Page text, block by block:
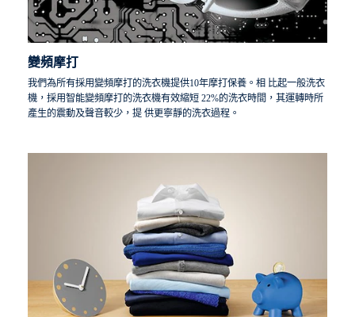
變頻摩打
我們為所有採用變頻摩打的洗衣機提供10年摩打保養。相 比起一般洗衣
機，採用智能變頻摩打的洗衣機有效縮短 22%的洗衣時間，其運轉時所
產生的震動及聲音較少，提 供更寧靜的洗衣過程。